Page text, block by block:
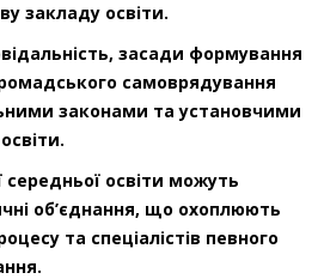
закладу освіти.
засади формування
самоврядування
законами та установчими
середньої освіти можуть
об’єднання, що охоплюють
та спеціалістів певного